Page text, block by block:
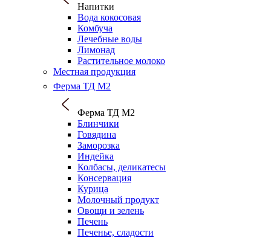
Напитки
Вода кокосовая
Комбуча
Лечебные воды
Лимонад
Растительное молоко
Местная продукция
Ферма ТД М2
Ферма ТД М2
Блинчики
Говядина
Заморозка
Индейка
Колбасы, деликатесы
Консервация
Курица
Молочный продукт
Овощи и зелень
Печень
Печенье, сладости